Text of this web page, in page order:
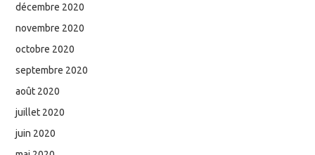
décembre 2020
novembre 2020
octobre 2020
septembre 2020
août 2020
juillet 2020
juin 2020